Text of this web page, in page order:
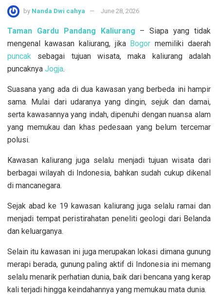
by Nanda Dwi cahya June 28, 2026
Taman Gardu Pandang Kaliurang – Siapa yang tidak
mengenal kawasan kaliurang, jika Bogor memiliki daerah
puncak sebagai tujuan wisata, maka kaliurang adalah
puncaknya Jogja.
Suasana yang ada di dua kawasan yang berbeda ini hampir
sama. Mulai dari udaranya yang dingin, sejuk dan damai,
serta kawasannya yang indah, dipenuhi dengan nuansa alam
yang memukau dan khas pedesaan yang belum tercemar
polusi.
Kawasan kaliurang juga selalu menjadi tujuan wisata dari
berbagai wilayah di Indonesia, bahkan sudah cukup dikenal
di mancanegara.
Sejak abad ke 19 kawasan kaliurang juga selalu ramai dan
menjadi tempat peristirahatan peneliti geologi dari Belanda
dan keluarganya.
Selain itu kawasan ini juga merupakan lokasi dimana gunung
merapi berada, gunung paling aktif di Indonesia ini memang
selalu menarik perhatian dunia, baik dari bencana yang kerap
kali terjadi hingga keindahannya yang memukau mata dunia.